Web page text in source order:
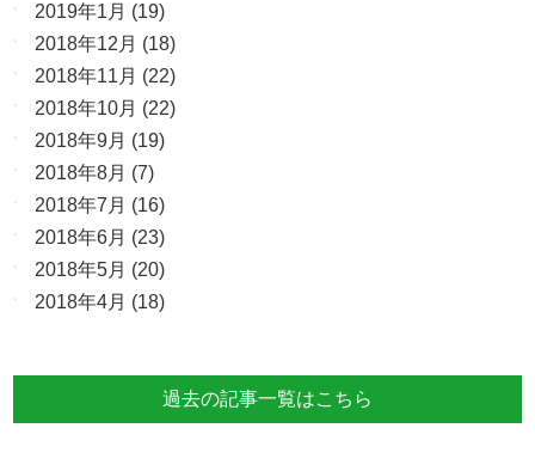
2019年1月 (19)
2018年12月 (18)
2018年11月 (22)
2018年10月 (22)
2018年9月 (19)
2018年8月 (7)
2018年7月 (16)
2018年6月 (23)
2018年5月 (20)
2018年4月 (18)
過去の記事一覧はこちら